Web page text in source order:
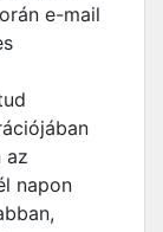
e-mail
az
napon